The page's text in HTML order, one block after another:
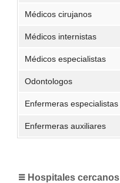
Médicos cirujanos
Médicos internistas
Médicos especialistas
Odontologos
Enfermeras especialistas
Enfermeras auxiliares
Hospitales cercanos